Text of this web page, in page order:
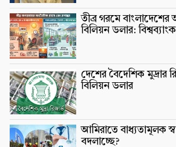
তীব্র গরমে বাংলাদেশের
বিলিয়ন ডলার: বিশ্বব্যাংক
দেশের বৈদেশিক মুদ্রার
বিলিয়ন ডলার
আমিরাতে বাধ্যতামূলক
বদলাচ্ছে?